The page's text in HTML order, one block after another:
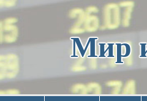
Мир